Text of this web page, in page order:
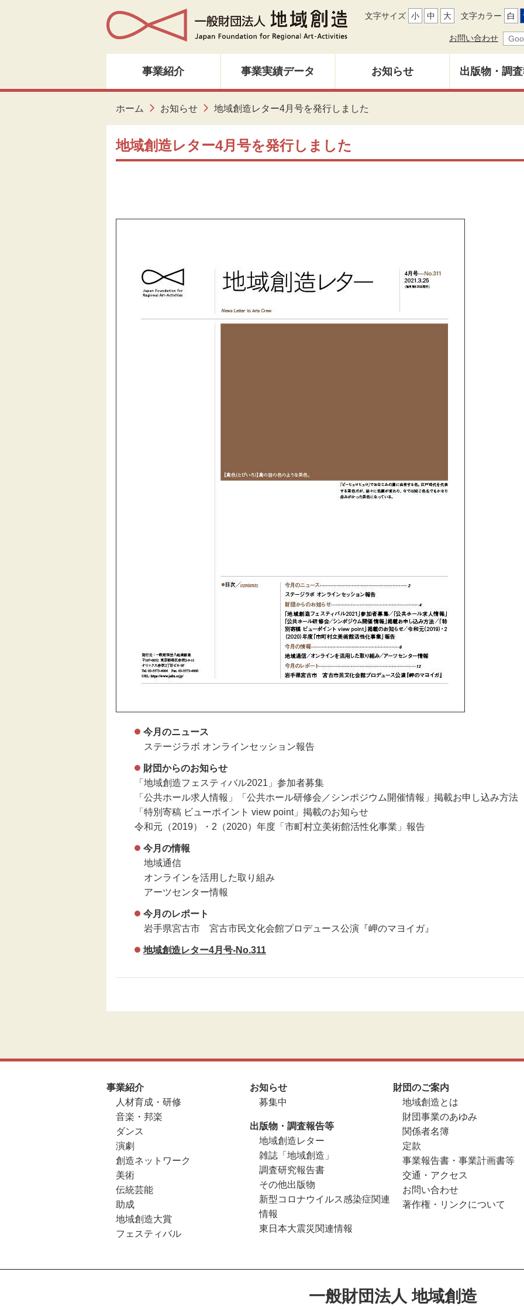
文字サイズ 小 中 大 文字カラー 白
お問い合わせ
事業紹介
人材育成・研修
伝統芸能
事業実績データ お知らせ 出版物・調
ホーム お知らせ 地域創造レター4月号を発行しました
地域創造レター4月号を発行しました
今月のニュース
ステージラボ オンラインセッション報告
財団からのお知らせ
「地域創造フェスティバル2021」参加者募集
「公共ホール求人情報」「公共ホール研修会／シンポジウム開催情報」掲載お申し込み方法
「特別寄稿 ビューポイント view point」掲載のお知らせ
令和元（2019）・2（2020）年度「市町村立美術館活性化事業」報告
今月の情報
地域通信
オンラインを活用した取り組み
アーツセンター情報
今月のレポート
岩手県宮古市 宮古市民文化会館プロデュース公演『岬のマヨイガ』
地域創造レター4月号-No.311
事業紹介
人材育成・研修
音楽・邦楽
ダンス
演劇
創造ネットワーク
美術
伝統芸能
助成
地域創造大賞
フェスティバル
お知らせ
募集中
出版物・調査報告等
地域創造レター
雑誌「地域創造」
調査研究報告書
その他出版物
新型コロナウイルス感染症関連
情報
東日本大震災関連情報
財団のご案内
地域創造とは
財団事業のあゆみ
関係者名簿
定款
事業報告書・事業計画書等
交通・アクセス
お問い合わせ
著作権・リンクについて
一般財団法人 地域創造